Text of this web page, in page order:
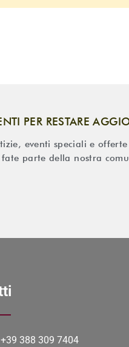
PER RESTARE
eventi speciali e offerte
parte della nostra
+39 388 309 7404